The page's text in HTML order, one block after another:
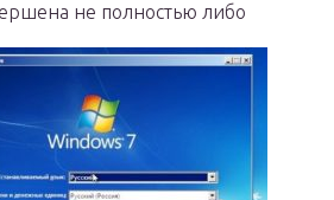
не полностью либо